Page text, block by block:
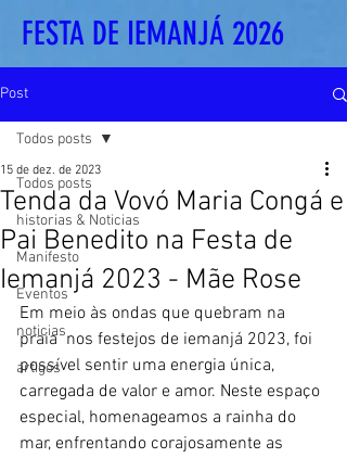
FESTA DE IEMANJÁ 2026
Post
Todos posts
historias & Noticias
Manifesto
Eventos
noticias
artigos
Todos posts
Tenda da Vovó Maria Congá e
Pai Benedito na Festa de
Iemanjá 2023 - Mãe Rose
15 de dez. de 2023
Em meio às ondas que quebram na
praia  nos festejos de iemanjá 2023, foi
possível sentir uma energia única,
carregada de valor e amor. Neste espaço
especial, homenageamos a rainha do
mar, enfrentando corajosamente as